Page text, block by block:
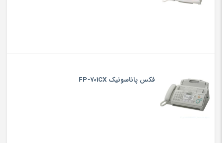
فکس پاناسونیک FP-701CX